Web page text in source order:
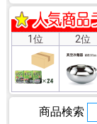
1位 2位
商品検索